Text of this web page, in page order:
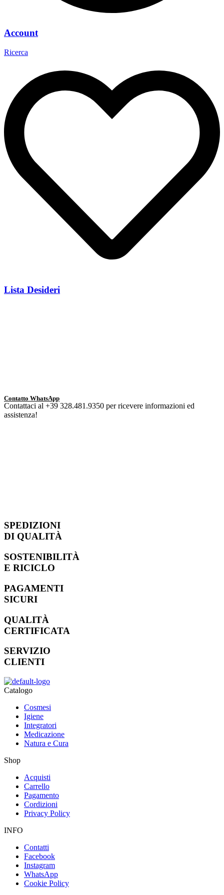
Account
Ricerca
Lista Desideri
Contatto WhatsApp
Contattaci al +39 328.481.9350 per ricevere informazioni ed
assistenza!
SPEDIZIONI
DI QUALITÀ
SOSTENIBILITÀ
E RICICLO
PAGAMENTI
SICURI
QUALITÀ
CERTIFICATA
SERVIZIO
CLIENTI
Catalogo
Cosmesi
Igiene
Integratori
Medicazione
Natura e Cura
Shop
Acquisti
Carrello
Pagamento
Cordizioni
Privacy Policy
INFO
Contatti
Facebook
Instagram
WhatsApp
Cookie Policy